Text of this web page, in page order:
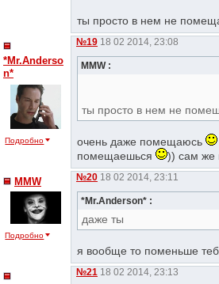
ты просто в нем не
*Mr.Anderso
n*
Подробно
№19 18 02 2014, 23:08
MMW :
ты просто в нем не
очень даже помещаюсь
помещаешься
)) сам же
MMW
Подробно
№20 18 02 2014, 23:11
*Mr.Anderson* :
даже ты
я вообще то поменьше
№21 18 02 2014, 23:13